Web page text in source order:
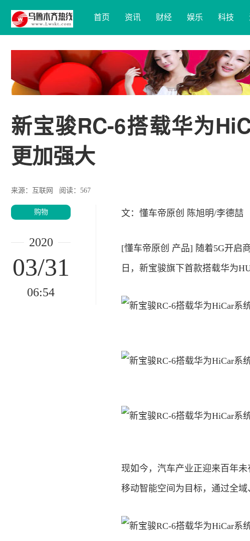
首页 资讯 财经 娱乐 科技
新宝骏RC-6搭载华为
更加强大
来源：互联网 阅读：567
购物
2020
03/31
06:54
文：懂车帝原创 陈旭明/李德喆
[懂车帝原创 产品] 随着5G开启
日，新宝骏旗下首款搭载华为
现如今，汽车产业正迎来百年
移动智能空间为目标，通过全域